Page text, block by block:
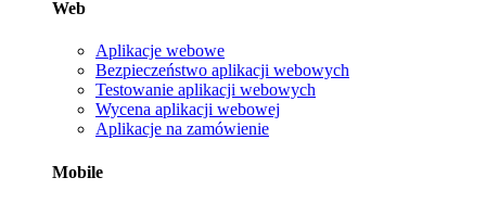
Web
Aplikacje webowe
Bezpieczeństwo aplikacji webowych
Testowanie aplikacji webowych
Wycena aplikacji webowej
Aplikacje na zamówienie
Mobile